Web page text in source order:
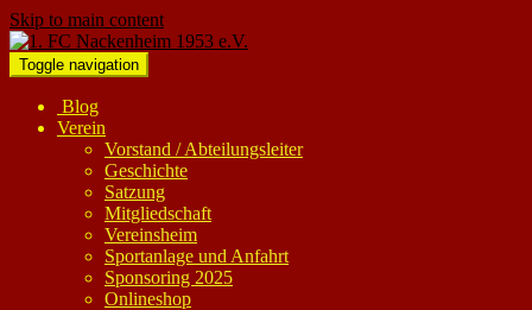
Skip to main content
Toggle navigation
Blog
Verein
Vorstand / Abteilungsleiter
Geschichte
Satzung
Mitgliedschaft
Vereinsheim
Sportanlage und Anfahrt
Sponsoring 2025
Onlineshop